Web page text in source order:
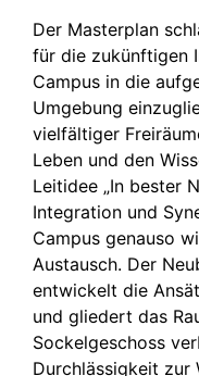
Der Masterplan
für die zukünftigen
Campus in die
Umgebung
vielfältiger
Leben und den
Leitidee „In bester
Integration und
Campus genauso
Austausch. Der
entwickelt die
und gliedert das
Sockel­ge­schoss
Durchläs­sigkeit zur